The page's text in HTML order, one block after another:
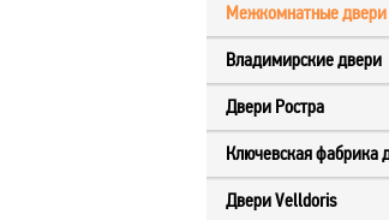
Межкомнатные двери
Владимирские двери
Двери Ростра
Ключевская фабрика
Двери Velldoris